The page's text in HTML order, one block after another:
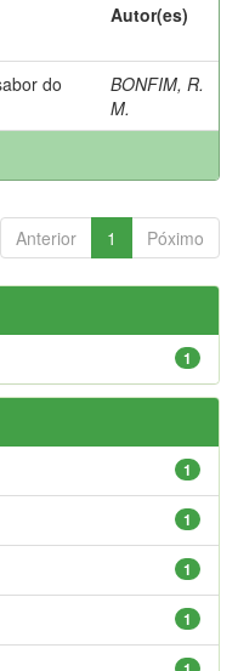
Autor(es)
do
BONFIM, R.
M.
Anterior 1 Póximo
1
1
1
1
1